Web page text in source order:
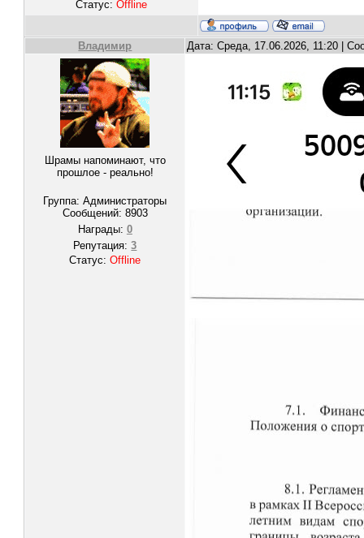
Статус:Offline
Владимир Дата: Среда, 17.06.2026, 11:20 |
Шрамы напоминают, что
прошлое - реально!
Группа: Администраторы
Сообщений: 8903
Награды: 0
Репутация:3
Статус:Offline